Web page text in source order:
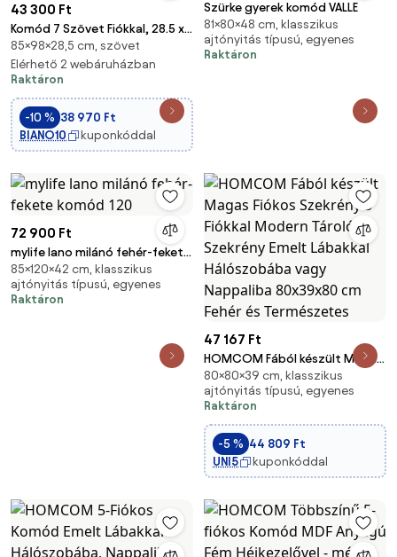
43 300 Ft
Komód 7 Szövet Fiókkal, 28.5 x
98 x 85 cm, szürke-fehér
85×98×28,5 cm, szövet
Elérhető 2 webáruházban
Raktáron
-10 % 38 970 Ft
BIANO10
kuponkóddal
Szürke gyerek komód VALLE
81×80×48 cm, klasszikus
ajtónyitás típusú, egyenes
Raktáron
72 900 Ft
mylife lano milánó fehér-fekete
komód 120
85×120×42 cm, klasszikus
ajtónyitás típusú, egyenes
Raktáron
47 167 Ft
HOMCOM Fából készült Magas
Fiókos Szekrény 3 Fiókkal
Modern Tároló Szekrény Emelt
Lábakkal Hálószobába vagy
Nappaliba 80x39x80 cm Fehér
és Természetes
80×80×39 cm, klasszikus
ajtónyitás típusú, egyenes
Raktáron
-5 % 44 809 Ft
UNI5
kuponkóddal